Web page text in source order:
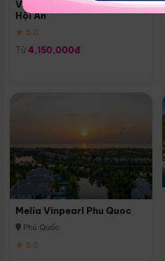
Vinpearl Resort & Golf Nam
Hội An
★ 5.0
Từ 4,150,000đ
Melia Vinpearl Phu Quoc
Phú Quốc
★ 5.0